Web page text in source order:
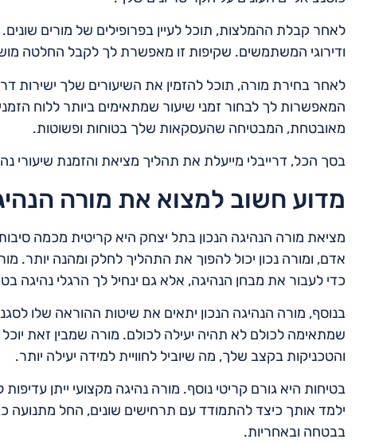
לאחר קבלת ההמלצות, תוכל לעיין בפרופילים של מורים שונים.
ודירוגי המשתמשים. שקיפות זו מאפשרת לך לקבל החלטה
לאחר בחירת מורה, תוכל להזמין את השיעורים שלך ישירות
המאפשרות לך לבחור זמני שיעור שמתאימים ביותר ללוח
מאובטחת, המבטיחה שהעסקאות שלך בטוחות ופשוטות.
בסך הכל, דרייבלי מייעלת את תהליך מציאת והזמנת שיעורי
מדוע חשוב למצוא את מורה
מציאת מורה הנהיגה הנכון בתל יצחק היא קריטית מכמה
אדם, ומורה נכון יכול להפוך את התהליך לחלק ומהנה יותר.
כדי לעבור את מבחן הנהיגה, אלא גם ינחיל לך הרגלי נהיגה
בנוסף, מורה הנהיגה הנכון יתאים את שיטות ההוראה שלו
שמתאימה לכולם לא תהיה יעילה לכולם. מורה שמבין זאת
והטכניקות בקצב שלך, מה שיוביל לחוויית למידה יעילה יותר.
בטיחות היא גורם קריטי נוסף. מורה נהיגה מקצועי ייתן
ילמד אותך כיצד להתמודד עם תרחישים שונים, החל מתנועה
בבטחה ובאחריות.